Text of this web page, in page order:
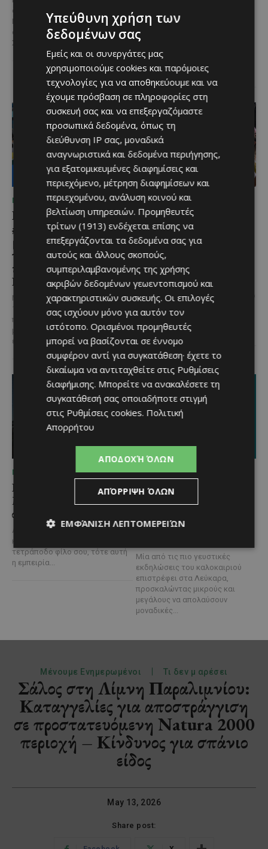
στο Hilton Nicosia αναλαμβάνει ο
Ilio Rodoni, παίρνοντας τη
σκυτάλη από τον κ. Εύρο
Στυλιανού,...
Η Peugeot ανακοινώνει μια
ιδιαίτερα σημαντική συνεργασία
Κινηματογράφου της Βενετίας
και με αυτό τον...
ΜΈΝΟΥΜΕ ΕΝΗΜΕΡΩΜΈΝΟΙ
Lidl Better Living Days
#summer2026: Ένα
μοναδικό ταξίδι ευεξίας,
γεμάτο γεύση, ενέργεια
και χαμόγελα σε όλη την
Κύπρο
Με 6 προορισμούς, πάνω από
1.700 συμμετέχοντες και
περισσότερες από 3.500
μερίδες, η Lidl Κύπρου
επιβεβαίωσε για ακόμα...
ΜΈΝΟΥΜΕ ΕΝΗΜΕΡΩΜΈΝΟΙ
Μια βραδιά γεμάτη
παράδοση, μουσική και
κέφι στον Δελίκηπο για
τη γιορτή του
Χρυσοσώτηρος
@menoumekypro Μια βραδιά
γεμάτη παράδοση, μουσική, χορό
και αυθεντικές γεύσεις στον
Δελίκηπο!
γλέντι,...
ΜΈΝΟΥΜΕ ΚΎΠΡΟ
Βραδινή πεζοπορία στον
Μαχαιρά με τον σκύλο
σου και θέα τις Περσείδες
Αν αγαπάς τις βόλτες στη φύση
και δεν αποχωρίζεσαι ποτέ τον
τετράποδο φίλο σου, τότε αυτή
η εμπειρία...
ΜΈΝΟΥΜΕ ΚΎΠΡΟ
Τα Λεύκαρα
ετοιμάζονται για μία
food, μουσική και
Μία από τις πιο γευστικές
εκδηλώσεις του καλοκαιριού
επιστρέφει στα Λεύκαρα,
προσκαλώντας μικρούς και
μεγάλους να απολαύσουν
μοναδικές...
Υπεύθυνη χρήση των
δεδομένων σας
Εμείς και οι συνεργάτες μας
χρησιμοποιούμε cookies και παρόμοιες
τεχνολογίες για να αποθηκεύουμε και να
έχουμε πρόσβαση σε πληροφορίες στη
συσκευή σας και να επεξεργαζόμαστε
προσωπικά δεδομένα, όπως τη
διεύθυνση IP σας, μοναδικά
αναγνωριστικά και δεδομένα περιήγησης,
για εξατομικευμένες διαφημίσεις και
περιεχόμενο, μέτρηση διαφημίσεων και
περιεχομένου, ανάλυση κοινού και
βελτίωση υπηρεσιών. Προμηθευτές
τρίτων (1913) ενδέχεται επίσης να
επεξεργάζονται τα δεδομένα σας για
αυτούς και άλλους σκοπούς,
συμπεριλαμβανομένης της χρήσης
ακριβών δεδομένων γεωεντοπισμού και
χαρακτηριστικών συσκευής. Οι επιλογές
σας ισχύουν μόνο για αυτόν τον
ιστότοπο. Ορισμένοι προμηθευτές
μπορεί να βασίζονται σε έννομο
συμφέρον αντί για συγκατάθεση· έχετε το
δικαίωμα να αντιταχθείτε στις Ρυθμίσεις
διαφήμισης. Μπορείτε να ανακαλέσετε τη
συγκατάθεσή σας οποιαδήποτε στιγμή
στις Ρυθμίσεις cookies. Πολιτική
Απορρήτου
ΑΠΟΔΟΧΉ ΌΛΩΝ
ΑΠΌΡΡΙΨΗ ΌΛΩΝ
ΕΜΦΆΝΙΣΗ ΛΕΠΤΟΜΕΡΕΙΏΝ